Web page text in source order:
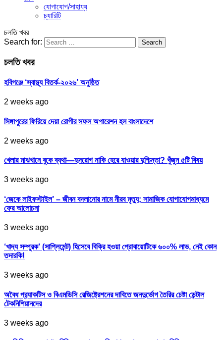
যোগাযোগ/সাহায্য
চ্যারিটি
চলতি খবর
Search for:
চলতি খবর
হবিগঞ্জে ‘স্বাস্থ্য বিতর্ক-২০২৬’ অনুষ্ঠিত
2 weeks ago
সিঙ্গাপুরের ফিরিয়ে দেয়া রোগীর সফল অপারেশন হল বাংলাদেশে
2 weeks ago
খেলার মাঝখানে বুকে ব্যথা—হৃদরোগ নাকি হেরে যাওয়ার দুশ্চিন্তা? খুঁজুন ৫টি বিষয়
3 weeks ago
‘জেকে লাইফস্টাইল’ – জীবন বদলানোর নামে নীরব মৃত্যু; সামাজিক যোগাযোগমাধ্যমে
ফের আলোচনা
3 weeks ago
‘খাদ্য সম্পূরক’ (সাপ্লিমেন্ট) হিসেবে বিক্রি হওয়া প্রোবায়োটিকে ৬০০% লাভ, নেই কোন
তদারকি!
3 weeks ago
অবৈধ প্র‍্যাকটিস ও বিএমডিসি রেজিষ্ট্রেশনের দাবিতে জনদুর্ভোগ তৈরির চেষ্টা ডেন্টাল
টেকনিশিয়ানদের
3 weeks ago